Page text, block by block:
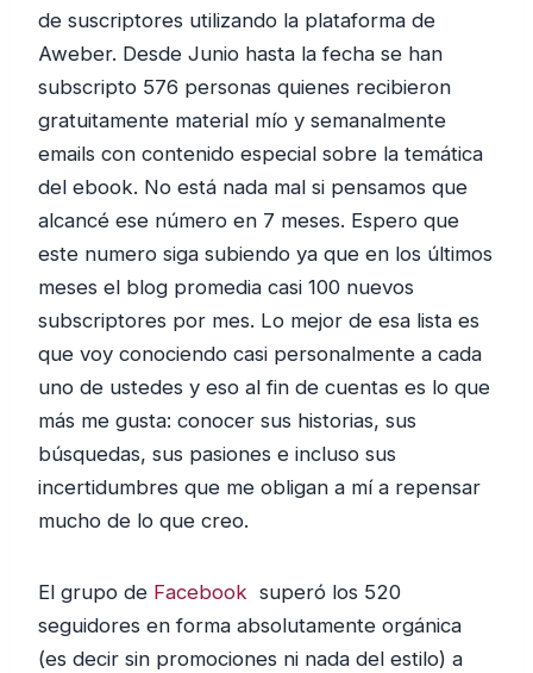
de suscriptores utilizando la plataforma de
Aweber. Desde Junio hasta la fecha se han
subscripto 576 personas quienes recibieron
gratuitamente material mío y semanalmente
emails con contenido especial sobre la temática
del ebook. No está nada mal si pensamos que
alcancé ese número en 7 meses. Espero que
este numero siga subiendo ya que en los últimos
meses el blog promedia casi 100 nuevos
subscriptores por mes. Lo mejor de esa lista es
que voy conociendo casi personalmente a cada
uno de ustedes y eso al fin de cuentas es lo que
más me gusta: conocer sus historias, sus
búsquedas, sus pasiones e incluso sus
incertidumbres que me obligan a mí a repensar
mucho de lo que creo.
El grupo de Facebook superó los 520
seguidores en forma absolutamente orgánica
(es decir sin promociones ni nada del estilo) a